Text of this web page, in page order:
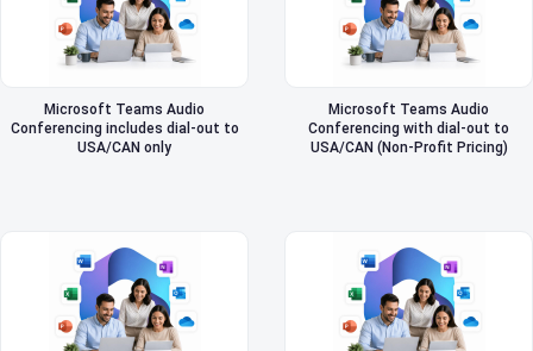
Microsoft Teams Audio
Conferencing includes dial-out to
USA/CAN only
Microsoft Teams Audio
Conferencing with dial-out to
USA/CAN (Non-Profit Pricing)